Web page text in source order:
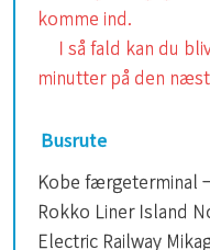
komme ind.
I så fald kan du
minutter på den
Busrute
Kobe færgeterminal
Rokko Liner Island
Electric Railway